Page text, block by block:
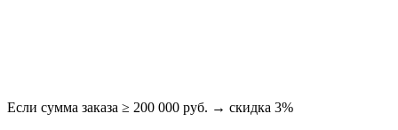
Если сумма заказа ≥ 200 000 руб. → скидка 3%